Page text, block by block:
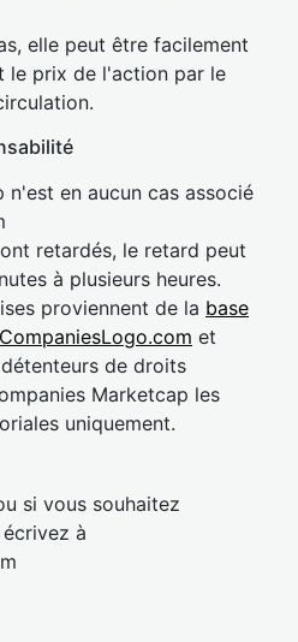
elle peut être facilement
le prix de l'action par le
n'est en aucun cas associé
retardés, le retard peut
à plusieurs heures.
proviennent de la base
et
de droits
Marketcap les
uniquement.
si vous souhaitez
à